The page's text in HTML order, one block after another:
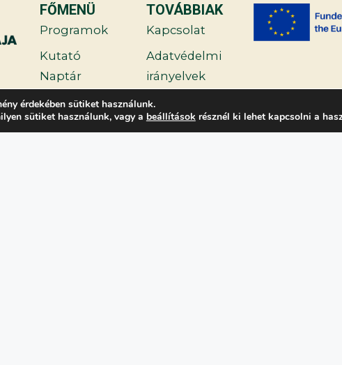
FŐMENÜ
Programok
Kutató
Naptár
Támogatóink
TOVÁBBIAK
Kapcsolat
Adatvédelmi
irányelvek
érdekében sütiket használunk.
sütiket használunk, vagy a beállításokrésznél ki lehet kapcsolni a